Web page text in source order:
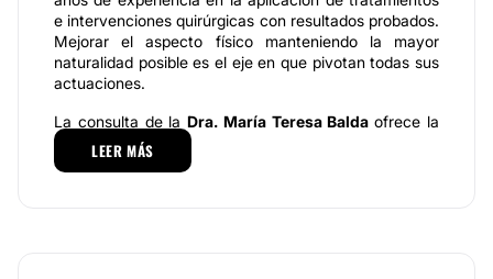
e intervenciones quirúrgicas con resultados probados.
Mejorar el aspecto físico manteniendo la mayor
naturalidad posible es el eje en que pivotan todas sus
actuaciones.
La consulta de laDra. María Teresa Baldaofrece la
posibilidad de financiación del 100% del costo del
tratamiento para mayor información revisar nuestra
LEER MÁS